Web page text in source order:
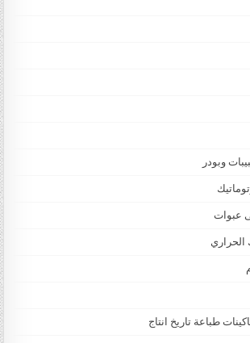
وبودر
عبوات
الحراري
طباعة تاريخ انتاج